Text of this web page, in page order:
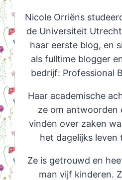
Nicole Orriëns
de Universiteit
haar eerste blog, en
als fulltime blogger
bedrijf: Professional
Haar academische
ze om antwoorden
vinden over zaken
het dagelijks leven
Ze is getrouwd en
man vijf kinderen.